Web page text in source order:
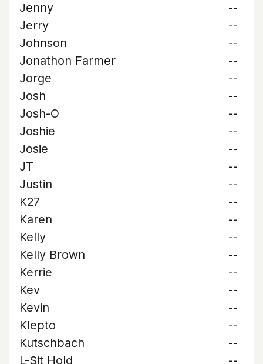
Jenny
--
Jerry
--
Johnson
--
Jonathon Farmer
--
Jorge
--
Josh
--
Josh-O
--
Joshie
--
Josie
--
JT
--
Justin
--
K27
--
Karen
--
Kelly
--
Kelly Brown
--
Kerrie
--
Kev
--
Kevin
--
Klepto
--
Kutschbach
--
L-Sit Hold
--